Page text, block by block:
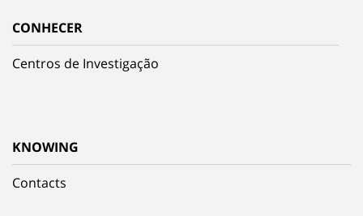
CONHECER
Centros de Investigação
KNOWING
Contacts